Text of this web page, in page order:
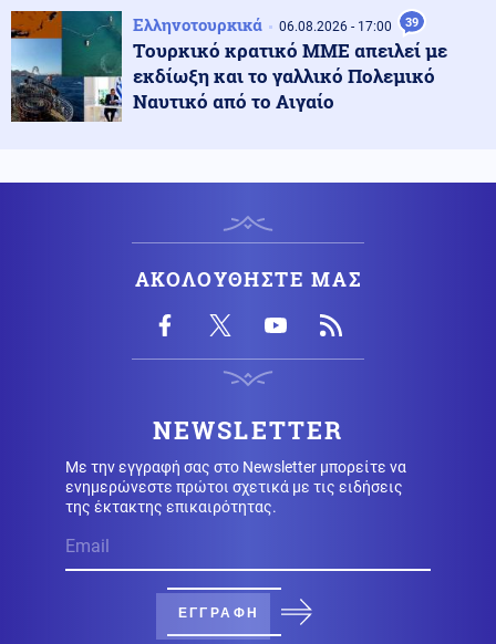
Κόσμος 07.08.2026 - 07:55
Περού: Σάλος με το βίντεο σεξουαλικής επίθεσης σε
26χρονη τραγουδίστρια (βίντεο)
δύο ακόμη κατηγορούμενοι για τη φωτιά
Ταϊλάνδη: Μαθητής-εκτελεστής άνοιξε πυρ σε σχολείο
07.08.2026 - 07:39
την οικονομία
Κοινωνία 07.08.2026 - 07:35
Υψηλός κίνδυνος πυρκαγιάς σήμερα σε Αττική, Κρήτη,
Πελοπόννησο, Εύβοια και νησιά του Αιγαίου
Μέση Ανατολή 07.08.2026 - 07:32
Το Ιράν κλείνει τα Στενά για ΗΠΑ και Ισραήλ – Στην
Ελληνοτουρκικά 06.08.2026 - 17:00 39
Tουρκικό κρατικό ΜΜΕ απειλεί με
εκδίωξη και το γαλλικό Πολεμικό
Ναυτικό από το Αιγαίο
ΑΚΟΛΟΥΘΗΣΤΕ ΜΑΣ
NEWSLETTER
Με την εγγραφή σας στο Newsletter μπορείτε να
ενημερώνεστε πρώτοι σχετικά με τις ειδήσεις
της έκτακτης επικαιρότητας.
ΕΓΓΡΑΦΗ